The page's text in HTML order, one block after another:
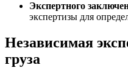
Экспертного
экспертизы для
Независимая
груза